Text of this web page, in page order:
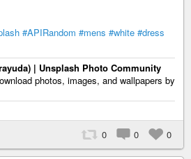
#APIRandom #mens #white #dress
| Unsplash Photo Community
photos, images, and wallpapers by
0 0 0